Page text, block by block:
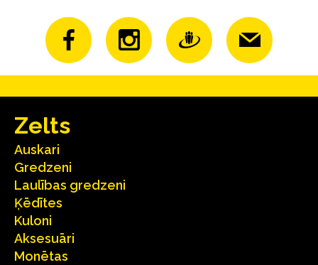
Zelts
Auskari
Gredzeni
Laulības gredzeni
Ķēdītes
Kuloni
Aksesuāri
Monētas